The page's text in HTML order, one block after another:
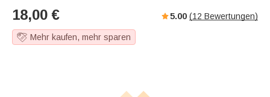
18,00 € 5.00 (12 Bewertungen)
Mehr kaufen, mehr sparen